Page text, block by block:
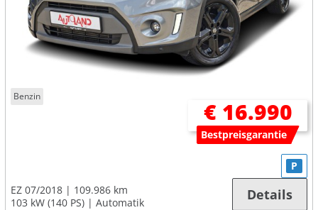
Benzin
€ 16.990
Bestpreisgarantie
EZ 07/2018
109.986 km
103 kW (140 PS)
Automatik
P
Details